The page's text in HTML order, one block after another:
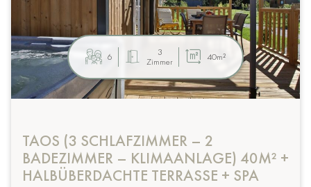
6
3
Zimmer
40m²
TAOS (3 SCHLAFZIMMER – 2
BADEZIMMER – KLIMAANLAGE) 40M² +
HALBÜBERDACHTE TERRASSE + SPA